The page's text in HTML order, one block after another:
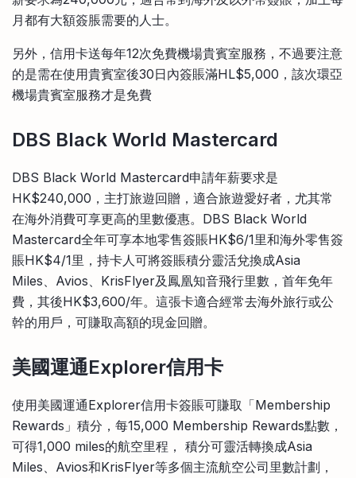
月都有大額簽脹需要的人士。
另外，信用卡送每年12次免費機場貴賓室服務，不過要注意
的是需在使用貴賓室後30日內簽賬滿HL$5,000，該次環亞
機場貴賓室服務才是免費
DBS Black World Mastercard
DBS Black World Mastercard申請年薪要求是
HK$240,000，主打旅遊回贈，適合旅遊愛好者，尤其常
在海外消費可享更高的里數優惠。DBS Black World
Mastercard全年可享本地零售簽賬HK$6/1里和海外零售簽
賬HK$4/1里，持卡人可將簽賬積分靈活兌換成Asia
Miles、Avios、KrisFlyer及鳳凰知音飛行里數，首年免年
費，其後HK$3,600/年。這張卡適合經常去海外旅行或公
幹的用戶，可賺取高額的現金回贈。
美國運通Explorer信用卡
使用美國運通Explorer信用卡簽賬可賺取「Membership
Rewards」積分，每15,000 Membership Rewards點數，
可得1,000 miles的航空里程， 積分可靈活轉換成Asia
Miles、Avios和KrisFlyer等多個主流航空公司里數計劃，